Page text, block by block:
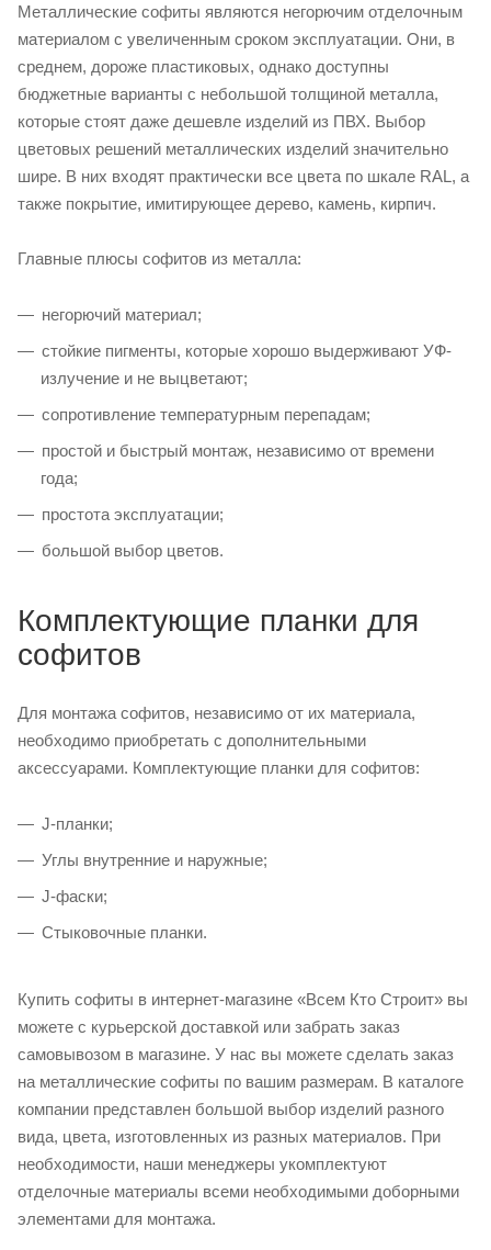
Металлические софиты являются негорючим отделочным
материалом с увеличенным сроком эксплуатации. Они, в
среднем, дороже пластиковых, однако доступны
бюджетные варианты с небольшой толщиной металла,
которые стоят даже дешевле изделий из ПВХ. Выбор
цветовых решений металлических изделий значительно
шире. В них входят практически все цвета по шкале RAL, а
также покрытие, имитирующее дерево, камень, кирпич.
Главные плюсы софитов из металла:
негорючий материал;
стойкие пигменты, которые хорошо выдерживают УФ-
излучение и не выцветают;
сопротивление температурным перепадам;
простой и быстрый монтаж, независимо от времени
года;
простота эксплуатации;
большой выбор цветов.
Комплектующие планки для
софитов
Для монтажа софитов, независимо от их материала,
необходимо приобретать с дополнительными
аксессуарами. Комплектующие планки для софитов:
J-планки;
Углы внутренние и наружные;
J-фаски;
Стыковочные планки.
Купить софиты в интернет-магазине «Всем Кто Строит» вы
можете с курьерской доставкой или забрать заказ
самовывозом в магазине. У нас вы можете сделать заказ
на металлические софиты по вашим размерам. В каталоге
компании представлен большой выбор изделий разного
вида, цвета, изготовленных из разных материалов. При
необходимости, наши менеджеры укомплектуют
отделочные материалы всеми необходимыми доборными
элементами для монтажа.